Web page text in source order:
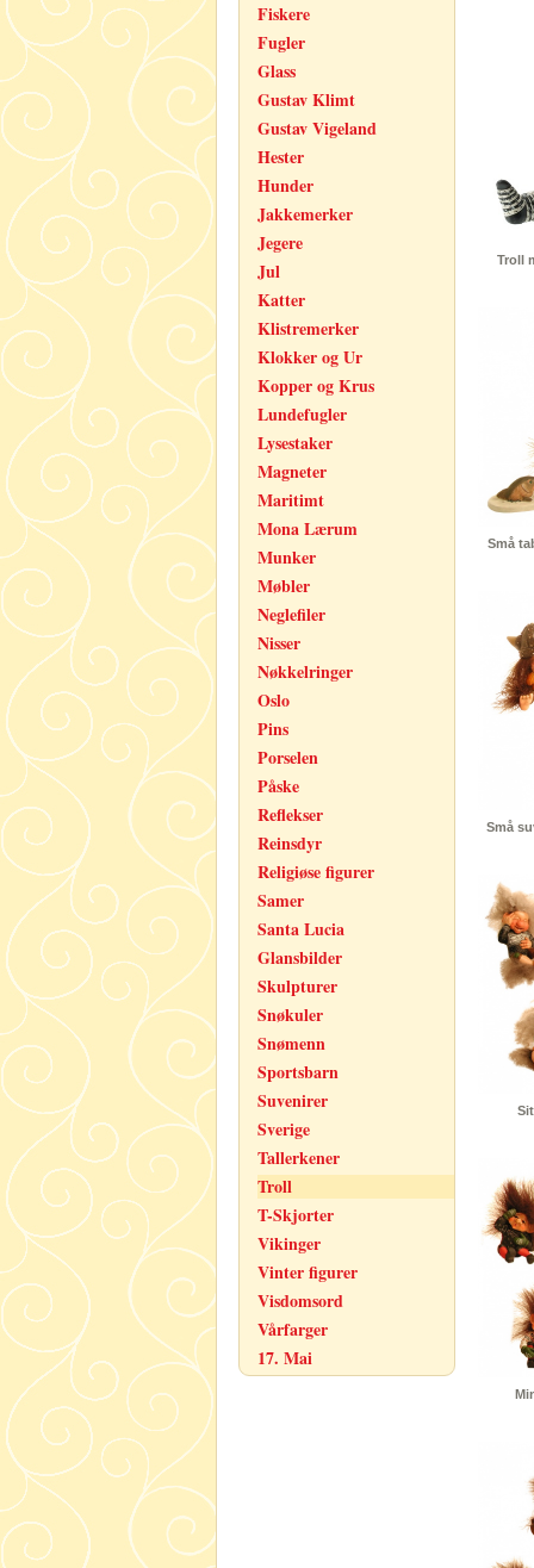
Fiskere
Fugler
Glass
Gustav Klimt
Gustav Vigeland
Hester
Hunder
Jakkemerker
Jegere
Jul
Katter
Klistremerker
Klokker og Ur
Kopper og Krus
Lundefugler
Lysestaker
Magneter
Maritimt
Mona Lærum
Munker
Møbler
Neglefiler
Nisser
Nøkkelringer
Oslo
Pins
Porselen
Påske
Reflekser
Reinsdyr
Religiøse figurer
Samer
Santa Lucia
Glansbilder
Skulpturer
Snøkuler
Snømenn
Sportsbarn
Suvenirer
Sverige
Tallerkener
Troll
T-Skjorter
Vikinger
Vinter figurer
Visdomsord
Vårfarger
17. Mai
Troll
Små
Små